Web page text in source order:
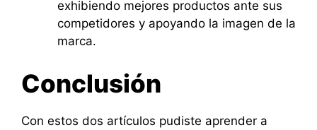
exhibiendo mejores productos ante sus
competidores y apoyando la imagen de la
marca.
Conclusión
Con estos dos artículos pudiste aprender a